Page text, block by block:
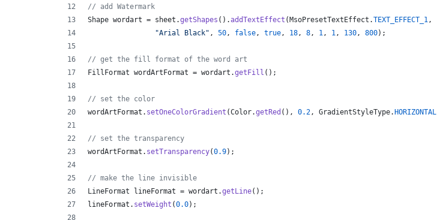
// add Watermark
Shape wordart = sheet .getShapes ().addTextEffect ( MsoPresetTextEffect .TEXT_EFFECT_1,
"Arial Black" , 50, false, true, 18, 8, 1, 1, 130, 800);
// get the fill format of the word art
FillFormat wordArtFormat = wordart .getFill ();
// set the color
wordArtFormat . setOneColorGradient (Color.getRed (), 0.2, GradientStyleType. HORIZONTAL
// set the transparency
wordArtFormat . setTransparency(0.9);
// make the line invisible
LineFormat
lineFormat = wordart .getLine();
lineFormat . setWeight (0.0);